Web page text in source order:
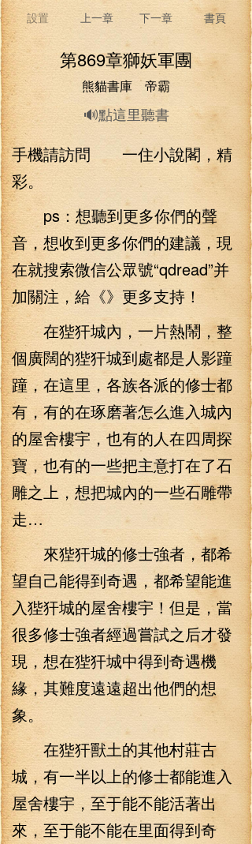
設置 上一章 下一章 書頁
第869章獅妖軍團
熊貓書庫 帝霸
🔊點這里聽書
手機請訪問 一住小說閣，精
彩。
ps：想聽到更多你們的聲
音，想收到更多你們的建議，現
在就搜索微信公眾號“qdread”并
加關注，給《》更多支持！
在狴犴城內，一片熱鬧，整
個廣闊的狴犴城到處都是人影蹱
蹱，在這里，各族各派的修士都
有，有的在琢磨著怎么進入城內
的屋舍樓宇，也有的人在四周探
寶，也有的一些把主意打在了石
雕之上，想把城內的一些石雕帶
走…
來狴犴城的修士強者，都希
望自己能得到奇遇，都希望能進
入狴犴城的屋舍樓宇！但是，當
很多修士強者經過嘗試之后才發
現，想在狴犴城中得到奇遇機
緣，其難度遠遠超出他們的想
象。
在狴犴獸土的其他村莊古
城，有一半以上的修士都能進入
屋舍樓宇，至于能不能活著出
來，至于能不能在里面得到奇